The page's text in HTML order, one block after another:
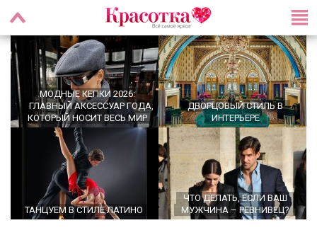
МОДНЫЕ КЕПКИ 2026:
ГЛАВНЫЙ АКСЕССУАР ГОДА,
КОТОРЫЙ НОСИТ ВЕСЬ МИР
ДВОРЦОВЫЙ СТИЛЬ В
ИНТЕРЬЕРЕ
ТАНЦУЕМ В СТИЛЕ ЛАТИНО
ЧТО ДЕЛАТЬ, ЕСЛИ ВАШ
МУЖЧИНА – РЕВНИВЕЦ?